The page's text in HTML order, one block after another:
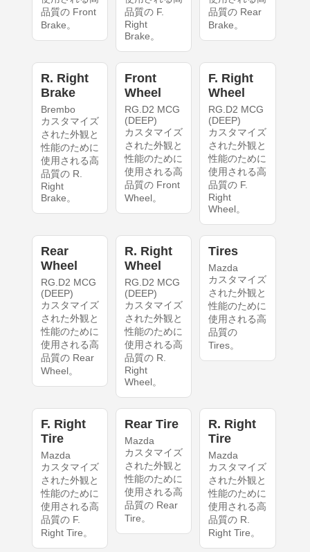
品質の Front
Brake。
品質の F.
Right
Brake。
品質の Rear
Brake。
R. Right
Brake
Brembo
カスタマイズ
された外観と
性能のために
使用される高
品質の R.
Right
Brake。
Front
Wheel
RG.D2 MCG
(DEEP)
カスタマイズ
された外観と
性能のために
使用される高
品質の Front
Wheel。
F. Right
Wheel
RG.D2 MCG
(DEEP)
カスタマイズ
された外観と
性能のために
使用される高
品質の F.
Right
Wheel。
Rear
Wheel
RG.D2 MCG
(DEEP)
カスタマイズ
された外観と
性能のために
使用される高
品質の Rear
Wheel。
R. Right
Wheel
RG.D2 MCG
(DEEP)
カスタマイズ
された外観と
性能のために
使用される高
品質の R.
Right
Wheel。
Tires
Mazda
カスタマイズ
された外観と
性能のために
使用される高
品質の
Tires。
F. Right
Tire
Mazda
カスタマイズ
された外観と
性能のために
使用される高
品質の F.
Right Tire。
Rear Tire
Mazda
カスタマイズ
された外観と
性能のために
使用される高
品質の Rear
Tire。
R. Right
Tire
Mazda
カスタマイズ
された外観と
性能のために
使用される高
品質の R.
Right Tire。